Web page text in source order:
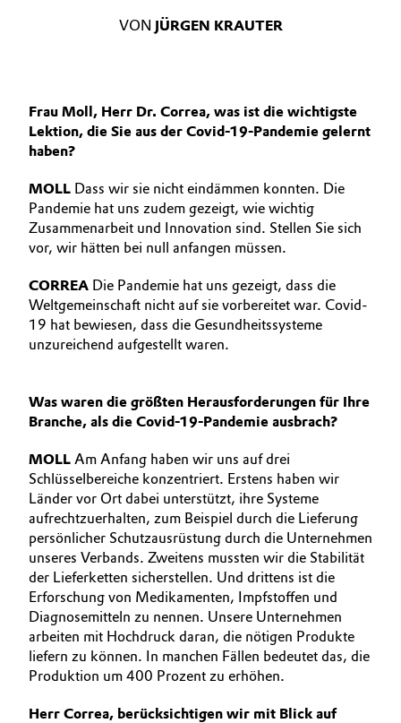
VON JÜRGEN KRAUTER
Frau Moll, Herr Dr. Correa, was ist die wichtigste
Lektion, die Sie aus der Covid-19-Pandemie gelernt
haben?
MOLL Dass wir sie nicht eindämmen konnten. Die
Pandemie hat uns zudem gezeigt, wie wichtig
Zusammenarbeit und Innovation sind. Stellen Sie sich
vor, wir hätten bei null anfangen müssen.
CORREA Die Pandemie hat uns gezeigt, dass die
Weltgemeinschaft nicht auf sie vorbereitet war. Covid-
19 hat bewiesen, dass die Gesundheitssysteme
unzureichend aufgestellt waren.
Was waren die größten Herausforderungen für Ihre
Branche, als die Covid-19-Pandemie ausbrach?
MOLL Am Anfang haben wir uns auf drei
Schlüsselbereiche konzentriert. Erstens haben wir
Länder vor Ort dabei unterstützt, ihre Systeme
aufrechtzuerhalten, zum Beispiel durch die Lieferung
persönlicher Schutzausrüstung durch die Unternehmen
unseres Verbands. Zweitens mussten wir die Stabilität
der Lieferketten sicherstellen. Und drittens ist die
Erforschung von Medikamenten, Impfstoffen und
Diagnosemitteln zu nennen. Unsere Unternehmen
arbeiten mit Hochdruck daran, die nötigen Produkte
liefern zu können. In manchen Fällen bedeutet das, die
Produktion um 400 Prozent zu erhöhen.
Herr Correa, berücksichtigen wir mit Blick auf